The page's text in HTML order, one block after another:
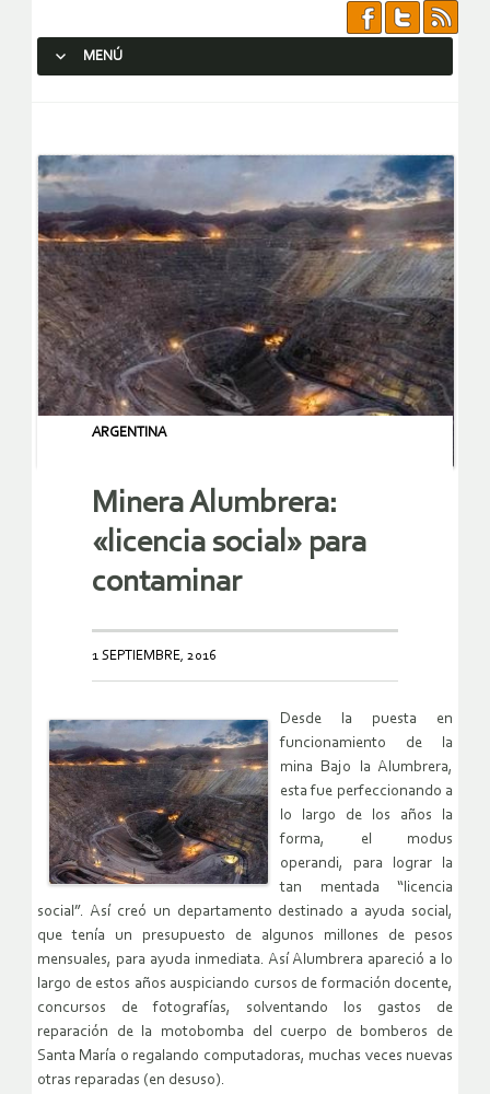
MENÚ
ARGENTINA
Minera Alumbrera:
«licencia social» para
contaminar
1 SEPTIEMBRE, 2016
Desde la puesta en
funcionamiento de la
mina Bajo la Alumbrera,
esta fue perfeccionando a
lo largo de los años la
forma, el modus
operandi, para lograr la
tan mentada “licencia
social”. Así creó un departamento destinado a ayuda social,
que tenía un presupuesto de algunos millones de pesos
mensuales, para ayuda inmediata. Así Alumbrera apareció a lo
largo de estos años auspiciando cursos de formación docente,
concursos de fotografías, solventando los gastos de
reparación de la motobomba del cuerpo de bomberos de
Santa María o regalando computadoras, muchas veces nuevas
otras reparadas (en desuso).